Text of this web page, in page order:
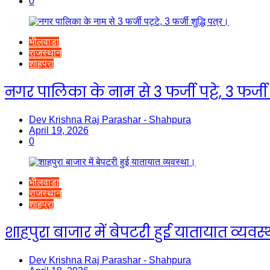
भीलवाडा
राजस्थान
शाहपुरा
नगर पालिका के नाम से 3 फर्जी पट्टे, 3 फर्जी
Dev Krishna Raj Parashar - Shahpura
April 19, 2026
0
भीलवाडा
राजस्थान
शाहपुरा
शाहपुरा बाजार में बेपटरी हुई यातायात
Dev Krishna Raj Parashar - Shahpura